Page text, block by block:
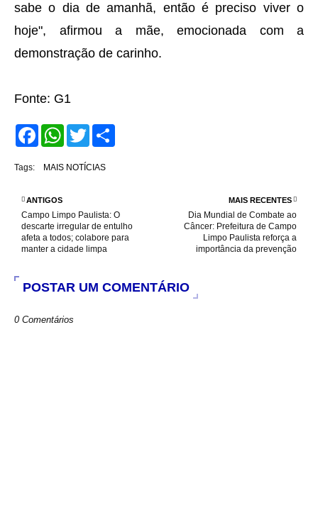
sabe o dia de amanhã, então é preciso viver o
hoje", afirmou a mãe, emocionada com a
demonstração de carinho.
Fonte: G1
F
a
e
o
W
h
T
w
t
Tags: MAIS NOTÍCIAS
MAIS RECENTES
Dia Mundial de Combate ao
Câncer: Prefeitura de Campo
Limpo Paulista reforça a
importância da prevenção
ANTIGOS
Campo Limpo Paulista: O
descarte irregular de entulho
afeta a todos; colabore para
manter a cidade limpa
POSTAR UM COMENTÁRIO
0 Comentários